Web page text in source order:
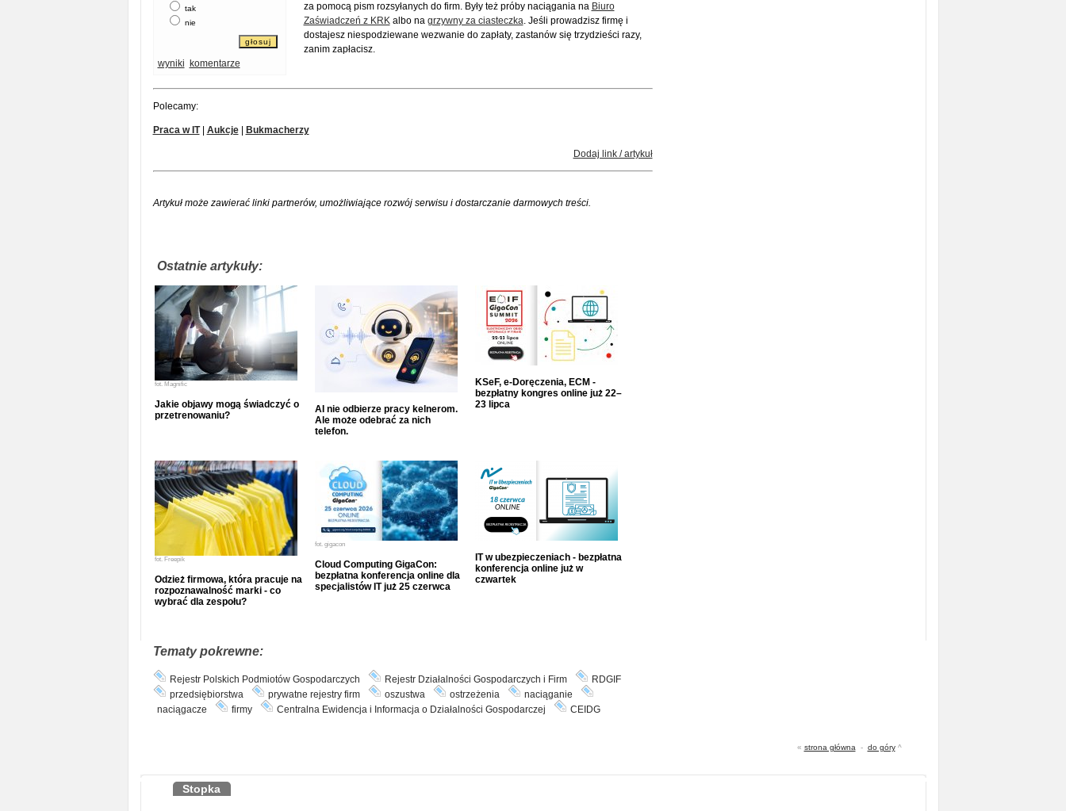
tak
nie
wyniki komentarze
za pomocą pism rozsyłanych do firm. Były też próby naciągania na Biuro
Zaświadczeń z KRKalbo na grzywny za ciasteczka. Jeśli prowadzisz firmę i
dostajesz niespodziewane wezwanie do zapłaty, zastanów się trzydzieści razy,
zanim zapłacisz.
Polecamy:
Praca w IT| Aukcje| Bukmacherzy
Dodaj link / artykuł
Artykuł może zawierać linki partnerów, umożliwiające rozwój serwisu i dostarczanie darmowych treści.
Ostatnie artykuły:
fot. Magnific
Jakie objawy mogą świadczyć o
przetrenowaniu?
AI nie odbierze pracy kelnerom.
Ale może odebrać za nich
telefon.
KSeF, e-Doręczenia, ECM -
bezpłatny kongres online już 22–
23 lipca
fot. Freepik
Odzież firmowa, która pracuje na
rozpoznawalność marki - co
wybrać dla zespołu?
fot. gigacon
Cloud Computing GigaCon:
bezpłatna konferencja online dla
specjalistów IT już 25 czerwca
IT w ubezpieczeniach - bezpłatna
konferencja online już w
czwartek
Tematy pokrewne:
Rejestr Polskich Podmiotów Gospodarczych Rejestr Działalności Gospodarczych i Firm
RDGIF
przedsiębiorstwa
prywatne rejestry firm oszustwa ostrzeżenia
naciąganie
naciągacze
firmy Centralna Ewidencja i Informacja o Działalności Gospodarczej CEIDG
« strona główna - do góry^
Stopka